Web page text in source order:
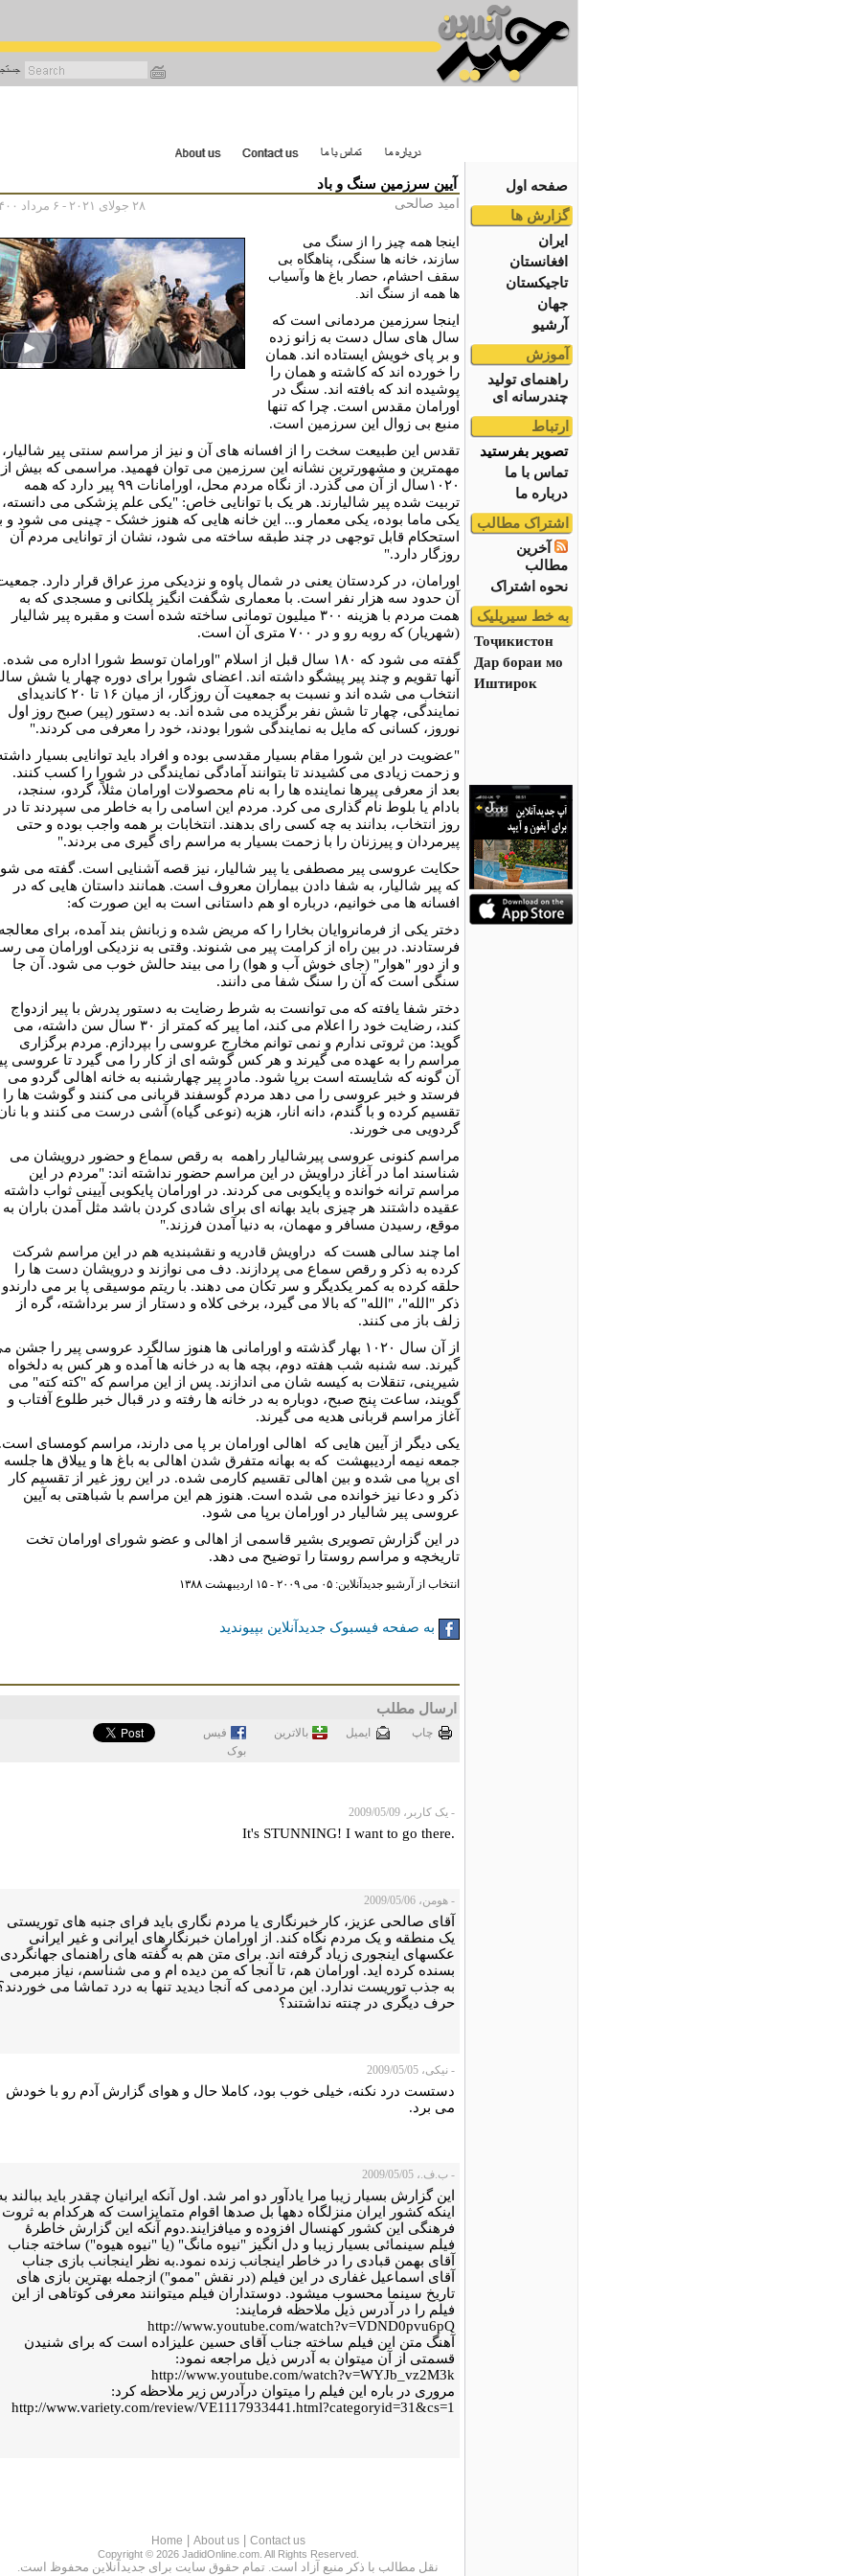
صفحه اول
گزارش ها
ایران
افغانستان
تاجیکستان
جهان
آرشیو
آموزش
راهنمای تولید
چندرسانه ای
ارتباط
تصویر بفرستید
تماس با ما
درباره ما
اشتراک مطالب
آخرین
مطالب
نحوه اشتراک
به خط سیریلیک
Тоҷикистон
Дар бораи мо
Иштирок
آیین سرزمین سنگ و باد
۲۸ جولای ۲۰۲۱ - ۶ مرداد ۱۴۰۰ امید صالحی
اینجا همه چیز را از سنگ می
سازند، خانه ها سنگی، پناهگاه بی
سقف احشام، حصار باغ ها وآسیاب
ها همه از سنگ اند.
اینجا سرزمین مردمانی است که
سال های سال دست به زانو زده
و بر پای خویش ایستاده اند. همان
را خورده اند که کاشته و همان را
پوشیده اند که بافته اند. سنگ در
اورامان مقدس است. چرا که تنها
منبع بی زوال این سرزمین است.
تقدس این طبیعت سخت را از افسانه های آن و نیز از مراسم سنتی پیر شالیار،
مهمترین و مشهورترین نشانه این سرزمین می توان فهمید. مراسمی که بیش از
۱۰۲۰سال از آن می گذرد. از نگاه مردم محل، اورامانات ۹۹ پیر دارد که همه
تربیت شده پیر شالیارند. هر یک با توانایی خاص: "یکی علم پزشکی می دانسته،
یکی ماما بوده، یکی معمار و... این خانه هایی که هنوز خشک - چینی می شود و
استحکام قابل توجهی در چند طبقه ساخته می شود، نشان از توانایی مردم آن
روزگار دارد."
اورامان، در کردستان یعنی در شمال پاوه و نزدیکی مرز عراق قرار دارد.
آن حدود سه هزار نفر است. با معماری شگفت انگیز پلکانی و مسجدی که به
همت مردم با هزینه ۳۰۰ میلیون تومانی ساخته شده است و مقبره پیر شالیار
(شهریار) که روبه رو و در ۷۰۰ متری آن است.
گفته می شود که ۱۸۰ سال قبل از اسلام "اورامان توسط شورا اداره می شده.
آنها تقویم و چند پیر پیشگو داشته اند. اعضای شورا برای دوره چهار یا شش
انتخاب می شده اند و نسبت به جمعیت آن روزگار، از میان ۱۶ تا ۲۰ کاندیدای
نمایندگی، چهار تا شش نفر برگزیده می شده اند. به دستور (پیر) صبح روز اول
نوروز، کسانی که مایل به نمایندگی شورا بودند، خود را معرفی می کردند."
"عضویت در این شورا مقام بسیار مقدسی بوده و افراد باید توانایی بسیار
و زحمت زیادی می کشیدند تا بتوانند آمادگی نمایندگی در شورا را کسب کنند.
بعد از معرفی پیرها نماینده ها را به نام محصولات اورامان مثلاً، گردو، سنجد،
بادام یا بلوط نام گذاری می کرد. مردم این اسامی را به خاطر می سپردند تا در
روز انتخاب، بدانند به چه کسی رای بدهند. انتخابات بر همه واجب بوده و حتی
پیرمردان و پیرزنان را با زحمت بسیار به مراسم رای گیری می بردند."
حکایت عروسی پیر مصطفی یا پیر شالیار، نیز قصه آشنایی است. گفته می
که پیر شالیار، به شفا دادن بیماران معروف است. همانند داستان هایی که در
افسانه ها می خوانیم، درباره او هم داستانی است به این صورت که:
دختر یکی از فرمانروایان بخارا را که مریض شده و زبانش بند آمده، برای
فرستادند. در بین راه از کرامت پیر می شنوند. وقتی به نزدیکی اورامان می
و از دور "هوار" (جای خوش آب و هوا) را می بیند حالش خوب می شود. آن جا
سنگی است که آن را سنگ شفا می دانند.
دختر شفا یافته که می توانست به شرط رضایت به دستور پدرش با پیر ازدواج
کند، رضایت خود را اعلام می کند، اما پیر که کمتر از ۳۰ سال سن داشته، می
گوید: من ثروتی ندارم و نمی توانم مخارج عروسی را بپردازم. مردم برگزاری
مراسم را به عهده می گیرند و هر کس گوشه ای از کار را می گیرد تا عروسی
آن گونه که شایسته است برپا شود. مادر پیر چهارشنبه به خانه اهالی گردو می
فرستد و خبر عروسی را می دهد مردم گوسفند قربانی می کنند و گوشت ها را
تقسیم کرده و با گندم، دانه انار، هزبه (نوعی گیاه) آشی درست می کنند و با
گردویی می خورند.
مراسم کنونی عروسی پیرشالیار راهمه به رقص سماع و حضور درویشان می
شناسند اما در آغاز دراویش در این مراسم حضور نداشته اند: "مردم در این
مراسم ترانه خوانده و پایکوبی می کردند. در اورامان پایکوبی آیینی ثواب داشته
عقیده داشتند هر چیزی باید بهانه ای برای شادی کردن باشد مثل آمدن باران به
موقع، رسیدن مسافر و مهمان، به دنیا آمدن فرزند."
اما چند سالی هست که دراویش قادریه و نقشبندیه هم در این مراسم شرکت
کرده به ذکر و رقص سماع می پردازند. دف می نوازند و درویشان دست ها را
حلقه کرده به کمر یکدیگر و سر تکان می دهند. با ریتم موسیقی پا بر می دارندو
ذکر "الله"، "الله" که بالا می گیرد، برخی کلاه و دستار از سر برداشته، گره از
زلف باز می کنند.
از آن سال ۱۰۲۰ بهار گذشته و اورامانی ها هنوز سالگرد عروسی پیر را جشن
گیرند. سه شنبه شب هفته دوم، بچه ها به در خانه ها آمده و هر کس به دلخواه
شیرینی، تنقلات به کیسه شان می اندازند. پس از این مراسم که "کته کته" می
گویند، ساعت پنج صبح، دوباره به در خانه ها رفته و در قبال خبر طلوع آفتاب و
آغاز مراسم قربانی هدیه می گیرند.
یکی دیگر از آیین هایی که اهالی اورامان بر پا می دارند، مراسم کومسای
جمعه نیمه اردیبهشت که به بهانه متفرق شدن اهالی به باغ ها و ییلاق ها جلسه
ای برپا می شده و بین اهالی تقسیم کارمی شده. در این روز غیر از تقسیم کار
ذکر و دعا نیز خوانده می شده است. هنوز هم این مراسم با شباهتی به آیین
عروسی پیر شالیار در اورامان برپا می شود.
در این گزارش تصویری بشیر قاسمی از اهالی و عضو شورای اورامان تخت
تاریخچه و مراسم روستا را توضیح می دهد.
انتخاب از آرشیو جدیدآنلاین: ۰۵ می ۲۰۰۹ - ۱۵ اردیبهشت ۱۳۸۸
به صفحه فیسبوک جدیدآنلاین بپیوندید
ارسال مطلب
چاپ ايميل بالاترین
فيس
بوک
- یک کاربر، 2009/05/09
.It's STUNNING! I want to go there
- هومن، 2009/05/06
آقای صالحی عزیز، کار خبرنگاری یا مردم نگاری باید فرای جنبه های توریستی
یک منطقه و یک مردم نگاه کند. از اورامان خبرنگارهای ایرانی و غیر ایرانی
عکسهای اینجوری زیاد گرفته اند. برای متن هم به گفته های راهنمای جهانگردی
بسنده کرده اید. اورامان هم، تا آنجا که من دیده ام و می شناسم، نیاز مبرمی
به جذب توریست ندارد. این مردمی که آنجا دیدید تنها به درد تماشا می
حرف دیگری در چنته نداشتند؟
- نیکی، 2009/05/05
دستست درد نکنه، خیلی خوب بود، کاملا حال و هوای گزارش آدم رو با خودش
می برد.
- ب.ف.، 2009/05/05
این گزارش بسیار زیبا مرا یادآور دو امر شد. اول آنکه ایرانیان چقدر باید ببالند
اینکه کشور ایران منزلگاه دهها بل صدها اقوام متمایزاست که هرکدام به ثروت
فرهنگی این کشور کهنسال افزوده و میافزایند.دوم آنکه این گزارش خاطرۀ
فیلم سینمائی بسیار زیبا و دل انگیز "نیوه مانگ" (یا "نیوه هیوه") ساخته جناب
آقای بهمن قبادی را در خاطر اینجانب زنده نمود.به نظر اینجانب بازی جناب
آقای اسماعیل غفاری در این فیلم (در نقش "ممو") ازجمله بهترین بازی های
تاریخ سینما محسوب میشود. دوستداران فیلم میتوانند معرفی کوتاهی از این
فیلم را در آدرس ذیل ملاحظه فرمایند:
http://www.youtube.com/watch?v=VDND0pvu6pQ
آهنگ متن این فیلم ساخته جناب آقای حسین علیزاده است که برای شنیدن
قسمتی از آن میتوان به آدرس ذیل مراجعه نمود:
http://www.youtube.com/watch?v=WYJb_vz2M3k
مروری در باره این فیلم را میتوان درآدرس زیر ملاحظه کرد:
http://www.variety.com/review/VE1117933441.html?categoryid=31&cs=1
Home | About us | Contact us
Copyright © 2026 JadidOnline.com. All Rights Reserved.
نقل مطالب با ذكر منبع آزاد است. تمام حقوق سايت براى جديدآنلاين محفوظ است.